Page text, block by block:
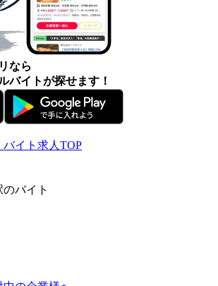
なら
バイトが探せます！
イト求人TOP
バイト